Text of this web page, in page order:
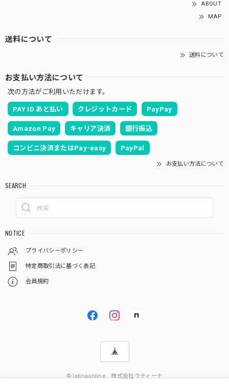
ABOUT
MAP
送料について
送料について
お支払い方法について
次の方法がご利用いただけます。
PAY ID あと払い クレジットカード PayPay
Amazon Pay キャリア決済 銀行振込
コンビニ決済またはPay-easy PayPal
お支払い方法について
SEARCH
NOTICE
プライバシーポリシー
特定商取引法に基づく表記
会員規約
© latinaonline 株式会社ラティーナ